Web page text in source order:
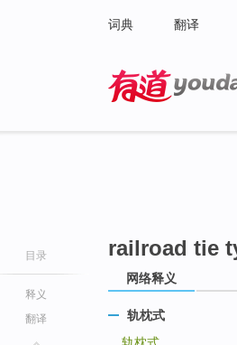
词典 翻译
目录
释义
翻译
railroad tie
网络释义
轨枕式